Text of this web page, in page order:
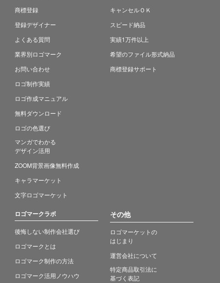
商標登録
登録デザイナー
よくある質問
業界別ロゴマーク
お問い合わせ
ロゴ制作実績
ロゴ作成マニュアル
無料ダウンロード
ロゴの色選び
マンガでわかる
デザイン活用
ZOOM背景画像無料作成
キャラマーケット
文字ロゴマーケット
キャンセルＯＫ
スピード納品
実績1万件以上
希望のファイル形式納品
商標登録サポート
ロゴマークラボ
後悔しない制作会社選び
ロゴマークとは
ロゴマーク制作の方法
ロゴマーク活用ノウハウ
その他
ロゴマーケットの
はじまり
運営会社について
特定商品取引法に
基づく表記